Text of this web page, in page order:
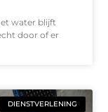
water blijft
door of er
DIENSTVERLENING